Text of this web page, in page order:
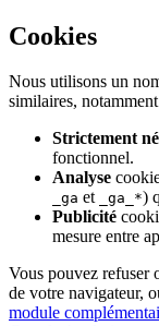
Cookies
Nous utilisons un
similaires,
Strictement
fonctionnel.
Analyse
_ga et _ga_*)
Publicité
mesure entre
Vous pouvez refuser
de votre navigateur,
module